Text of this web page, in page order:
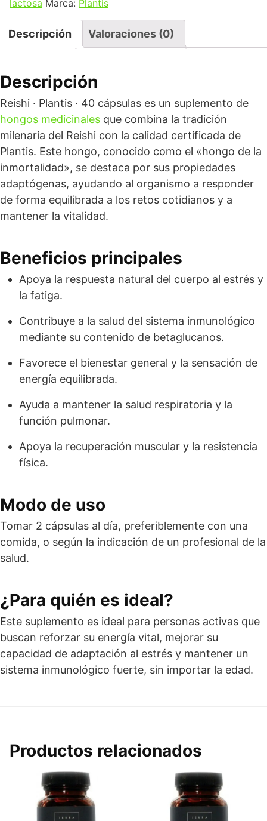
lactosa Marca: Plantis
Descripción Valoraciones (0)
Descripción
Reishi · Plantis · 40 cápsulas es un suplemento de
hongos medicinales que combina la tradición
milenaria del Reishi con la calidad certificada de
Plantis. Este hongo, conocido como el «hongo de la
inmortalidad», se destaca por sus propiedades
adaptógenas, ayudando al organismo a responder
de forma equilibrada a los retos cotidianos y a
mantener la vitalidad.
Beneficios principales
Apoya la respuesta natural del cuerpo al estrés y
la fatiga.
Contribuye a la salud del sistema inmunológico
mediante su contenido de betaglucanos.
Favorece el bienestar general y la sensación de
energía equilibrada.
Ayuda a mantener la salud respiratoria y la
función pulmonar.
Apoya la recuperación muscular y la resistencia
física.
Modo de uso
Tomar 2 cápsulas al día, preferiblemente con una
comida, o según la indicación de un profesional de la
salud.
¿Para quién es ideal?
Este suplemento es ideal para personas activas que
buscan reforzar su energía vital, mejorar su
capacidad de adaptación al estrés y mantener un
sistema inmunológico fuerte, sin importar la edad.
Productos relacionados